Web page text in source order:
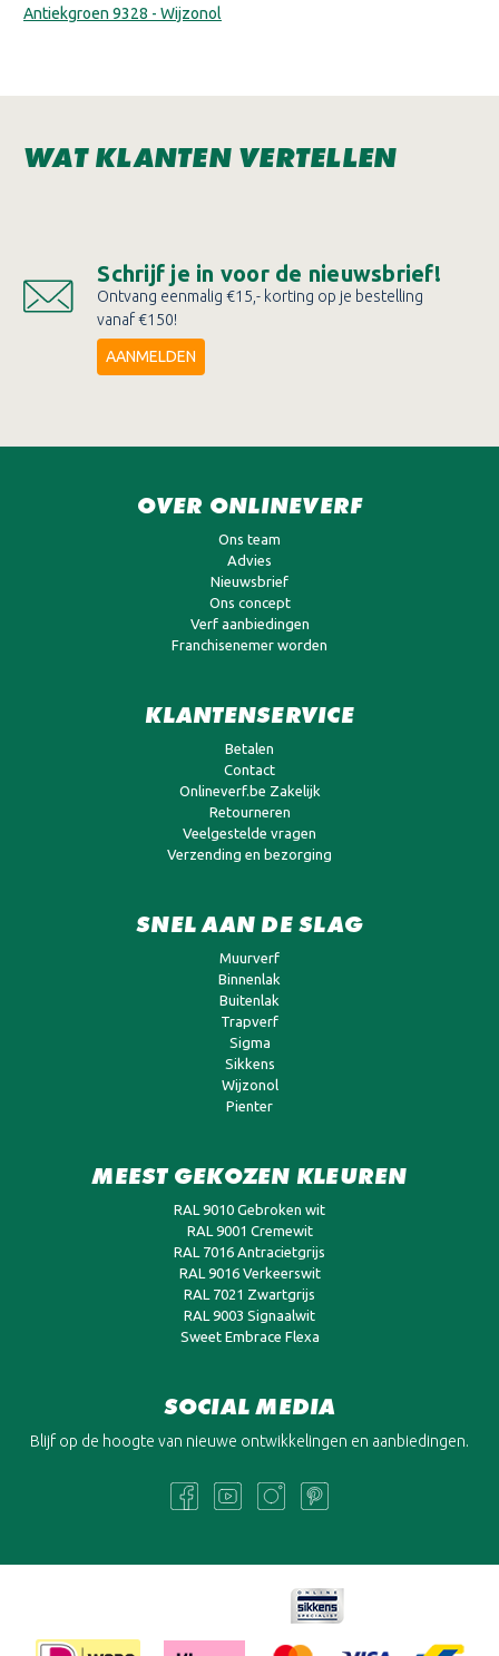
Antiekgroen 9328 - Wijzonol
WAT KLANTEN VERTELLEN
Schrijf je in voor de nieuwsbrief!
Ontvang eenmalig €15,- korting op je bestelling
vanaf €150!
AANMELDEN
OVER ONLINEVERF
Ons team
Advies
Nieuwsbrief
Ons concept
Verf aanbiedingen
Franchisenemer worden
KLANTENSERVICE
Betalen
Contact
Onlineverf.be Zakelijk
Retourneren
Veelgestelde vragen
Verzending en bezorging
SNEL AAN DE SLAG
Muurverf
Binnenlak
Buitenlak
Trapverf
Sigma
Sikkens
Wijzonol
Pienter
MEEST GEKOZEN KLEUREN
RAL 9010 Gebroken wit
RAL 9001 Cremewit
RAL 7016 Antracietgrijs
RAL 9016 Verkeerswit
RAL 7021 Zwartgrijs
RAL 9003 Signaalwit
Sweet Embrace Flexa
SOCIAL MEDIA
Blijf op de hoogte van nieuwe ontwikkelingen en aanbiedingen.